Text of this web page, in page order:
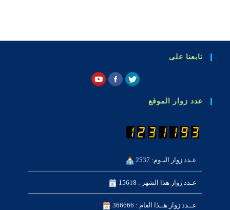
تابعنا على
عدد زوار الموقع
عـدد زوار اليـوم: 2537
عـدد زوار هذا الشهر : 15618
عــدد زوار هــذا العام : 366666